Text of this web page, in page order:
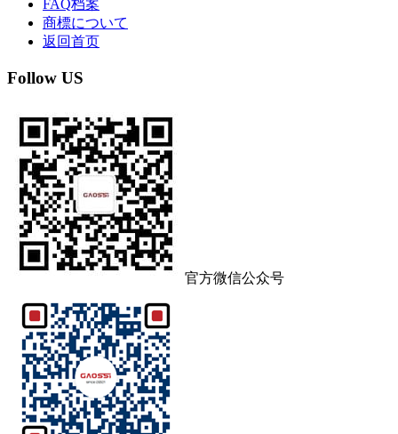
FAQ档案
商標について
返回首页
Follow US
官方微信公众号